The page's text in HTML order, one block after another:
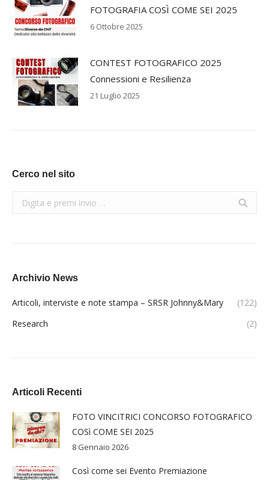
FOTOGRAFIA COSÌ COME SEI 2025
6 Ottobre 2025
CONTEST FOTOGRAFICO 2025
Connessioni e Resilienza
21 Luglio 2025
Cerco nel sito
Search:
Archivio News
Articoli, interviste e note stampa – SRSR Johnny&Mary
(122)
Research
(2)
Articoli Recenti
FOTO VINCITRICI CONCORSO FOTOGRAFICO
COSì COME SEI 2025
8 Gennaio 2026
Così come sei Evento Premiazione